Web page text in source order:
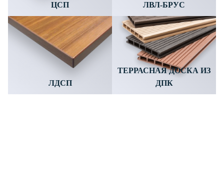
ЦСП ЛВЛ-БРУС
ЛДСП
ТЕРРАСНАЯ ДОСКА ИЗ
ДПК